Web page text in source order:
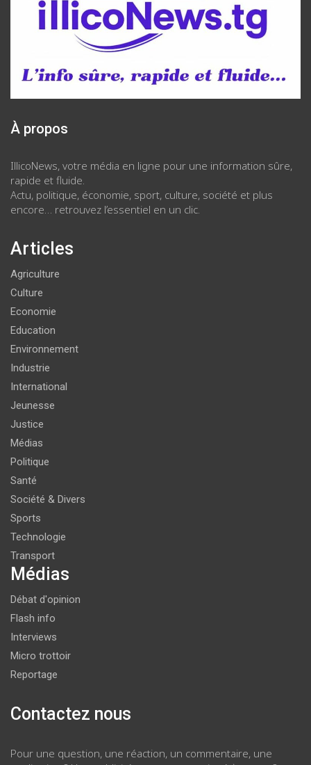
À propos
IllicoNews, votre média en ligne pour une information sûre,
rapide et fluide.
Actu, politique, économie, sport, culture, société et plus
encore… retrouvez l’essentiel en un clic.
Articles
Agriculture
Culture
Economie
Education
Environnement
Industrie
International
Jeunesse
Justice
Médias
Politique
Santé
Société & Divers
Sports
Technologie
Transport
Médias
Débat d'opinion
Flash info
Interviews
Micro trottoir
Reportage
Contactez nous
Pour une question, une réaction, un commentaire, une